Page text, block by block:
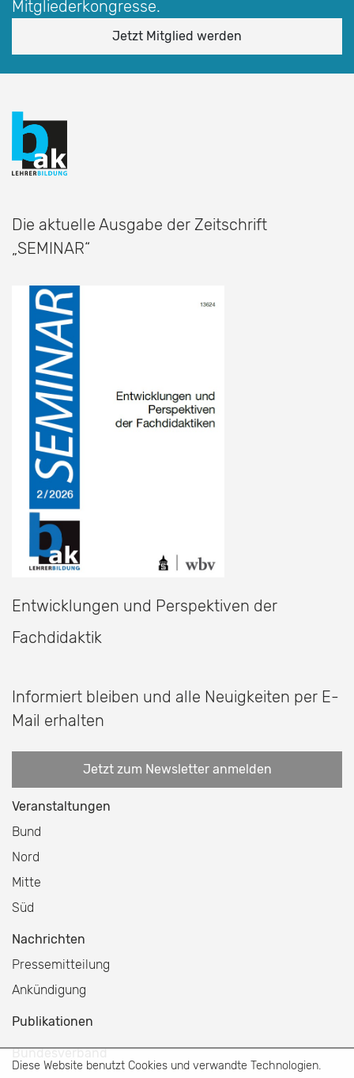
Diese Website benutzt Cookies und verwandte Technologien.
Mitgliederkongresse.
Jetzt Mitglied werden
Die aktuelle Ausgabe der Zeitschrift
„SEMINAR“
Entwicklungen und Perspektiven der
Fachdidaktik
Informiert bleiben und alle Neuigkeiten per E-
Mail erhalten
Jetzt zum Newsletter anmelden
Veranstaltungen
Bund
Nord
Mitte
Süd
Nachrichten
Pressemitteilung
Ankündigung
Publikationen
Bundesverband